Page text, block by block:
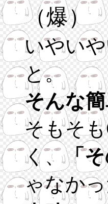
（爆）
いやい
と。
そんな
そもそ
く、「
ゃなか